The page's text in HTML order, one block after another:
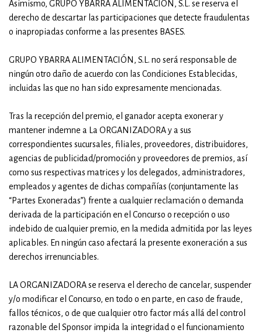
Asimismo, GRUPO YBARRA ALIMENTACIÓN, S.L. se reserva el
derecho de descartar las participaciones que detecte fraudulentas
o inapropiadas conforme a las presentes BASES.
GRUPO YBARRA ALIMENTACIÓN, S.L. no será responsable de
ningún otro daño de acuerdo con las Condiciones Establecidas,
incluidas las que no han sido expresamente mencionadas.
Tras la recepción del premio, el ganador acepta exonerar y
mantener indemne a La ORGANIZADORA y a sus
correspondientes sucursales, filiales, proveedores, distribuidores,
agencias de publicidad/promoción y proveedores de premios, así
como sus respectivas matrices y los delegados, administradores,
empleados y agentes de dichas compañías (conjuntamente las
“Partes Exoneradas”) frente a cualquier reclamación o demanda
derivada de la participación en el Concurso o recepción o uso
indebido de cualquier premio, en la medida admitida por las leyes
aplicables. En ningún caso afectará la presente exoneración a sus
derechos irrenunciables.
LA ORGANIZADORA se reserva el derecho de cancelar, suspender
y/o modificar el Concurso, en todo o en parte, en caso de fraude,
fallos técnicos, o de que cualquier otro factor más allá del control
razonable del Sponsor impida la integridad o el funcionamiento